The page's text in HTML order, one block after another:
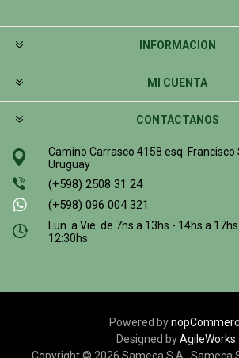
INFORMACION
MI CUENTA
CONTÁCTANOS
Camino Carrasco 4158 esq.
Uruguay
(+598) 2508 31 24
(+598) 096 004 321
Lun. a Vie. de 7hs a 13hs - 14hs a
12:30hs
Powered by
Designed byAgileWorks.
Copyright © 2026 Sameca S.A.. Sameca